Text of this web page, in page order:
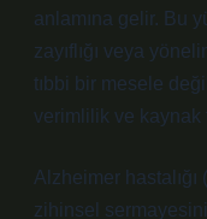
anlamına gelir. Bu
zayıflığı veya
tıbbi bir mesele
verimlilik ve kaynak
Alzheimer
zihinsel sermayesini